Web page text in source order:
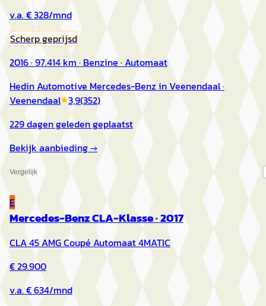
v.a. € 328/mnd
Scherp geprijsd
2016 · 97.414 km · Benzine · Automaat
Hedin Automotive Mercedes-Benz in Veenendaal·
Veenendaal 3,9(352)
229 dagen geleden geplaatst
Bekijk aanbieding →
Vergelijk
E
Mercedes-Benz CLA-Klasse·2017
CLA 45 AMG Coupé Automaat 4MATIC
€ 29.900
v.a. € 634/mnd